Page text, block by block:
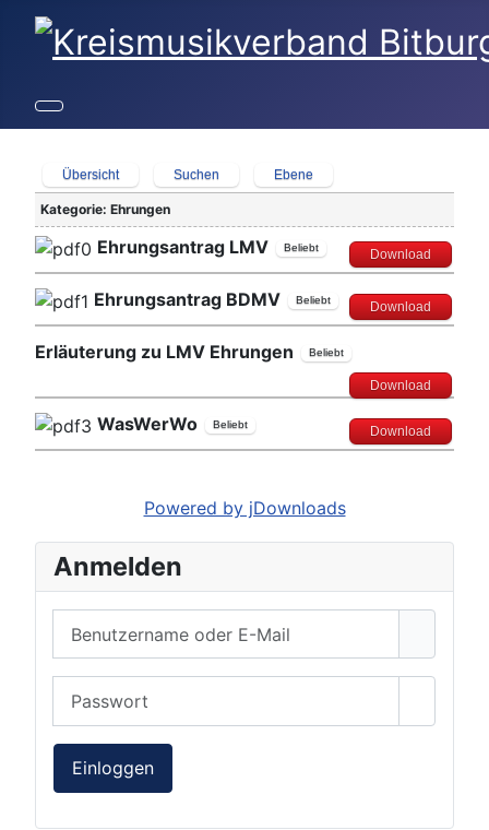
Übersicht Suchen Ebene
Kategorie: Ehrungen
Ehrungsantrag LMV Beliebt Download
Ehrungsantrag BDMV Beliebt Download
Erläuterung zu LMV Ehrungen Beliebt
Download
WasWerWo Beliebt Download
Powered by jDownloads
Anmelden
Einloggen